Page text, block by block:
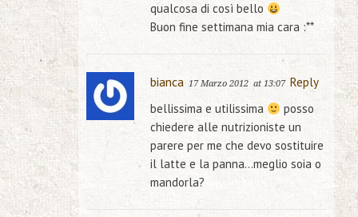
qualcosa di così bello
Buon fine settimana mia cara :**
bianca 17 Marzo 2012 at 13:07 Reply
bellissima e utilissima
posso
chiedere alle nutrizioniste un
parere per me che devo sostituire
il latte e la panna…meglio soia o
mandorla?